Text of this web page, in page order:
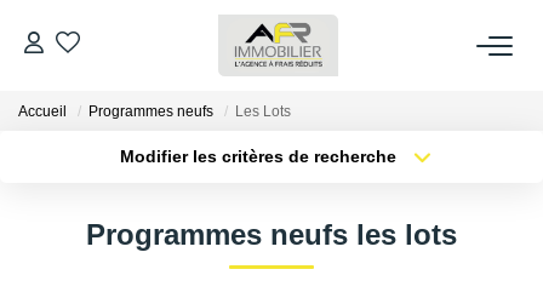
ACHETER
ESTIMER
Accueil Programmes neufs Les Lots
Modifier les critères de recherche
Sélectionnez...
Type de bien
Programmes neufs les lots